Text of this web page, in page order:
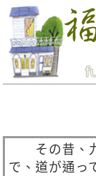
その昔、九
で、道が通っ